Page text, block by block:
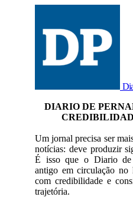
DIARIO DE
Um jornal precisa ser
notícias: deve produzir
É isso que o Diario
antigo em circulação
com credibilidade e
trajetória.